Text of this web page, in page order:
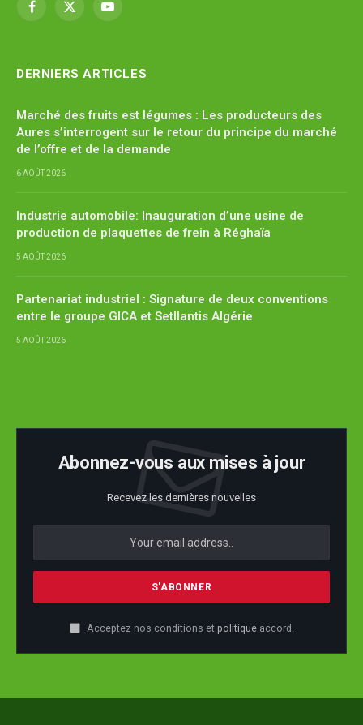
Facebook
X
YouTube
DERNIERS ARTICLES
Marché des fruits est légumes : Les producteurs des
Aures s’interrogent sur le retour du principe du marché
de l’offre et de la demande
6 AOÛT 2026
Industrie automobile: Inauguration d’une usine de
production de plaquettes de frein à Réghaïa
5 AOÛT 2026
Partenariat industriel : Signature de deux conventions
entre le groupe GICA et Setllantis Algérie
5 AOÛT 2026
Abonnez-vous aux mises à jour
Recevez les dernières nouvelles
Acceptez nos conditions et politiqueaccord.